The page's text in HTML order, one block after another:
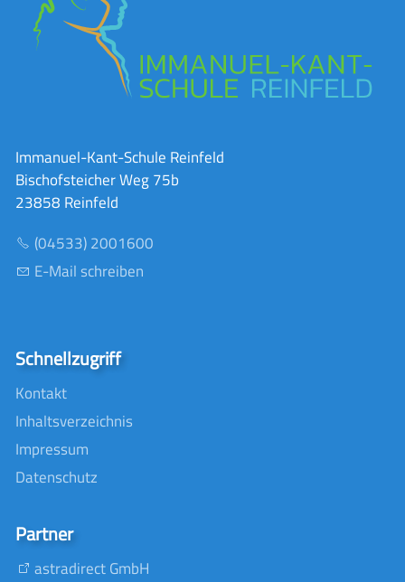
Immanuel-Kant-Schule Reinfeld
Bischofsteicher Weg 75b
23858 Reinfeld
(04533) 2001600
E-Mail schreiben
Schnellzugriff
Kontakt
Inhaltsverzeichnis
Impressum
Datenschutz
Partner
astradirect GmbH